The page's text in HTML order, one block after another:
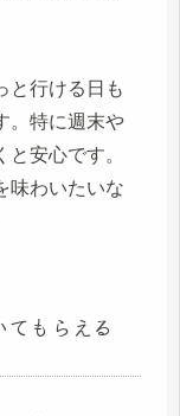
と行ける日も
。特に週末や
安心です。
味わいたいな
もらえる